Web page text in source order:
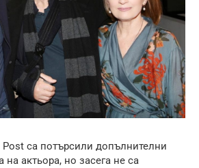
са потърсили допълнителни
на актьора, но засега не са